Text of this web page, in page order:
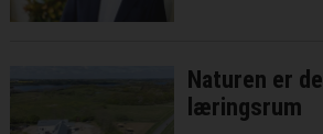
Naturen er
læringsrum